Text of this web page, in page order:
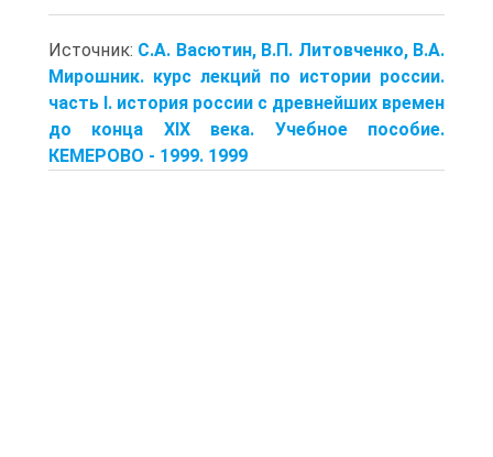
Источник: С.А. Васютин, В.П. Литовченко, В.А.
Мирошник. курс лекций по истории россии.
часть I. история россии с древнейших времен
до конца XIX века. Учебное пособие.
КЕМЕРОВО - 1999. 1999